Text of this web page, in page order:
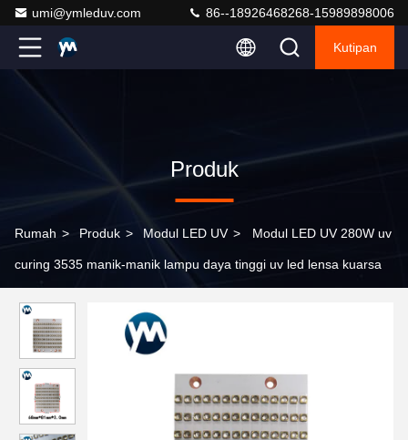
umi@ymleduv.com 86--18926468268-15989898006
Kutipan
Produk
Rumah > Produk > Modul LED UV > Modul LED UV 280W uv
curing 3535 manik-manik lampu daya tinggi uv led lensa kuarsa